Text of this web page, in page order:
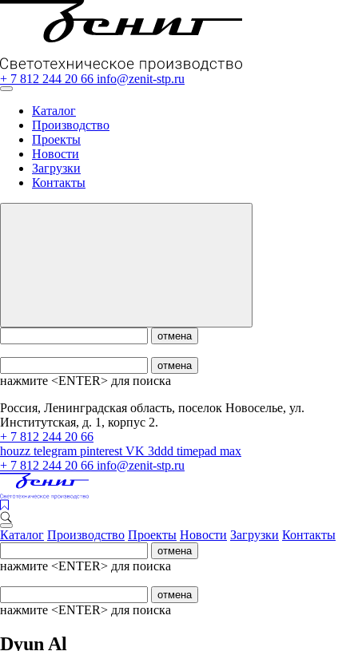
+ 7 812 244 20 66 info@zenit-stp.ru
Каталог
Производство
Проекты
Новости
Загрузки
Контакты
отмена
отмена
нажмите <ENTER> для поиска
Россия, Ленинградская область, поселок Новоселье, ул.
Институтская, д. 1, корпус 2.
+ 7 812 244 20 66
houzz telegram pinterest VK 3ddd timepad max
+ 7 812 244 20 66 info@zenit-stp.ru
Каталог Производство Проекты Новости Загрузки Контакты
отмена
нажмите <ENTER> для поиска
отмена
нажмите <ENTER> для поиска
Dyun Al